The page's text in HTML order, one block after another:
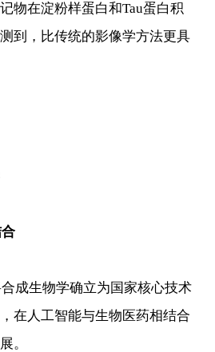
物在淀粉样蛋白和Tau蛋白积
到，比传统的影像学方法更具
成生物学确立为国家核心技术
在人工智能与生物医药相结合
。